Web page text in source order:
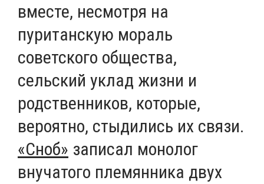
вместе, несмотря на
пуританскую мораль
советского общества,
сельский уклад жизни и
родственников, которые,
вероятно, стыдились их связи.
«Сноб» записал монолог
внучатого племянника двух